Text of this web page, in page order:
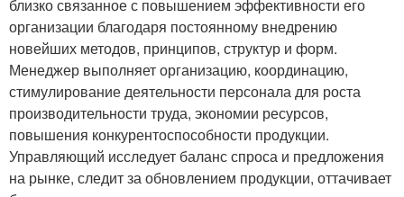
близко связанное с повышением эффективности его
организации благодаря постоянному внедрению
новейших методов, принципов, структур и форм.
Менеджер выполняет организацию, координацию,
стимулирование деятельности персонала для роста
производительности труда, экономии ресурсов,
повышения конкурентоспособности продукции.
Управляющий исследует баланс спроса и предложения
на рынке, следит за обновлением продукции, оттачивает